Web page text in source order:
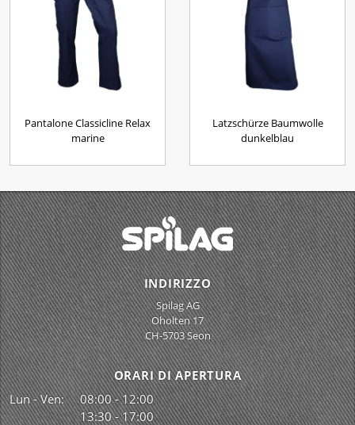
Pantalone Classicline Relax
marine
Latzschürze Baumwolle
dunkelblau
INDIRIZZO
Spilag AG
Oholten 17
CH-5703 Seon
ORARI DI APERTURA
Lun - Ven:
08:00 - 12:00
13:30 - 17:00